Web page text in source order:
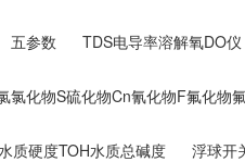
五参数 TDS电导率溶解氧DO仪
氯化物S硫化物Cn氰化物F氟化物
质硬度TOH水质总碱度 浮球开